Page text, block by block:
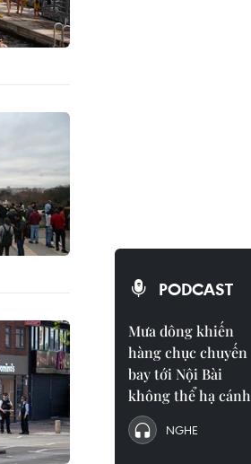
PODCAST
Mưa dông khiến
hàng chục chuyến
bay tới Nội Bài
không thể hạ cánh
NGHE